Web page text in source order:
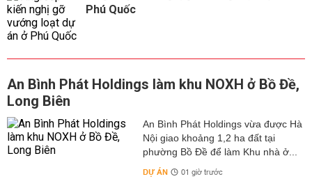
Phú Quốc
An Bình Phát Holdings làm khu NOXH ở Bồ Đề,
Long Biên
An Bình Phát Holdings vừa được Hà
Nội giao khoảng 1,2 ha đất tại
phường Bồ Đề để làm Khu nhà ở...
DỰ ÁN 01 giờ trước